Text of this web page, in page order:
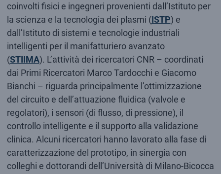
coinvolti fisici e ingegneri provenienti dall’Istituto per
la scienza e la tecnologia dei plasmi (ISTP) e
dall’Istituto di sistemi e tecnologie industriali
intelligenti per il manifatturiero avanzato
(STIIMA). L’attività dei ricercatori CNR – coordinati
dai Primi Ricercatori Marco Tardocchi e Giacomo
Bianchi – riguarda principalmente l’ottimizzazione
del circuito e dell’attuazione fluidica (valvole e
regolatori), i sensori (di flusso, di pressione), il
controllo intelligente e il supporto alla validazione
clinica. Alcuni ricercatori hanno lavorato alla fase di
caratterizzazione del prototipo, in sinergia con
colleghi e dottorandi dell’Università di Milano-Bicocca